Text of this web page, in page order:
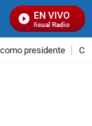
EN VIVO
Señal Visual Radio
presidente